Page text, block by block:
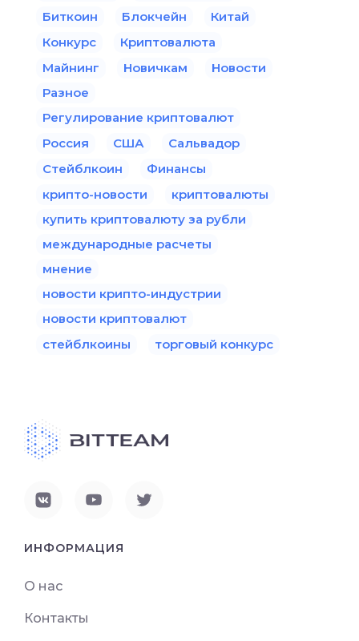
Биткоин
Блокчейн
Китай
Конкурс
Криптовалюта
Майнинг
Новичкам
Новости
Разное
Регулирование криптовалют
Россия
США
Сальвадор
Стейблкоин
Финансы
крипто-новости
криптовалюты
купить криптовалюту за рубли
международные расчеты
мнение
новости крипто-индустрии
новости криптовалют
стейблкоины
торговый конкурс
ИНФОРМАЦИЯ
О нас
Контакты